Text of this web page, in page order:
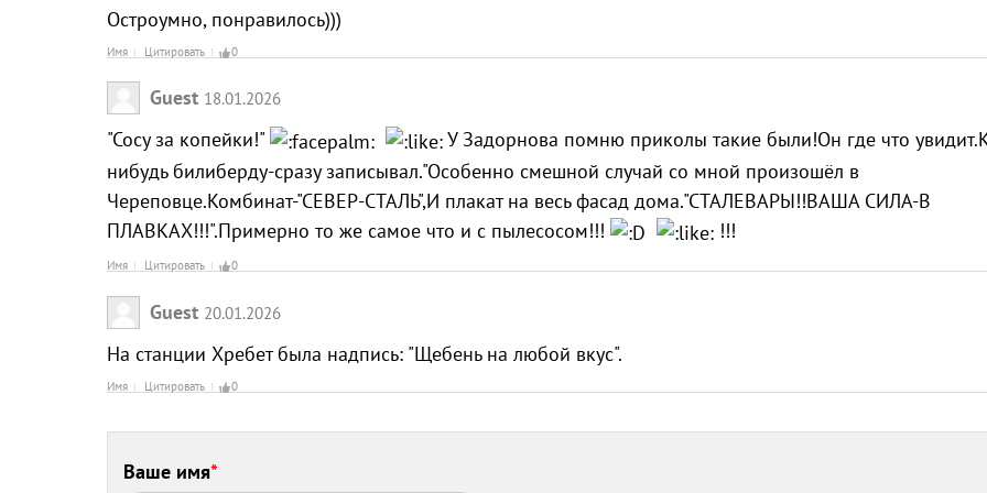
Остроумно, понравилось)))
Имя Цитировать 0
Guest 18.01.2026
"Сосу за копейки!"
У Задорнова помню приколы такие были!Он где что
нибудь билиберду-сразу записывал."Особенно смешной случай со мной произошёл в
Череповце.Комбинат-"СЕВЕР-СТАЛЬ",И плакат на весь фасад дома."СТАЛЕВАРЫ!!ВАША СИЛА-В
ПЛАВКАХ!!!".Примерно то же самое что и с пылесосом!!!
!!!
Имя Цитировать 0
Guest 20.01.2026
На станции Хребет была надпись: "Щебень на любой вкус".
Имя Цитировать 0
Ваше имя*